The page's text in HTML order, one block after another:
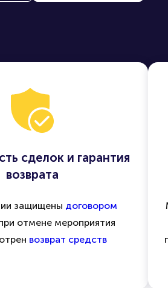
сделок и гарантия
возврата
защищены договором
отмене мероприятия
возврат средств